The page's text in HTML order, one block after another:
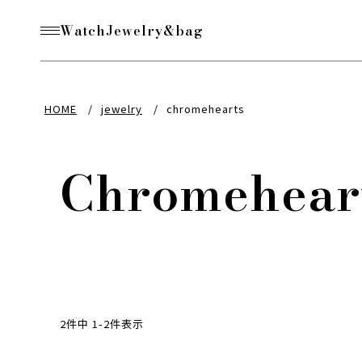
WatchJewelry&bag
HOME jewelry chromehearts
2件中 1-2件表示